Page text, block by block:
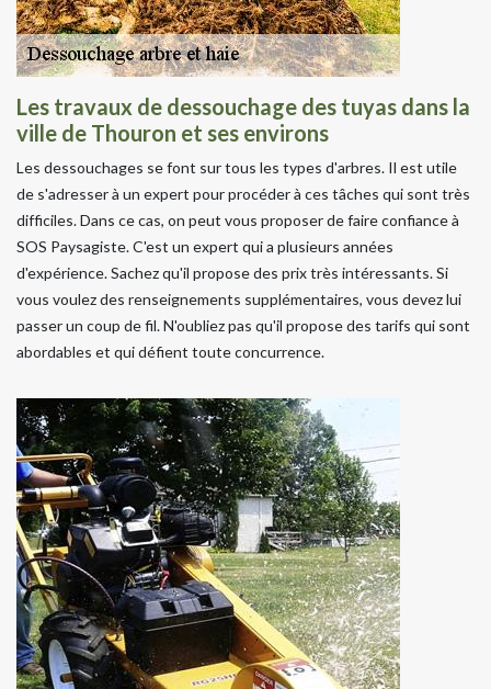
Les travaux de dessouchage des tuyas dans la
ville de Thouron et ses environs
Les dessouchages se font sur tous les types d'arbres. Il est utile
de s'adresser à un expert pour procéder à ces tâches qui sont très
difficiles. Dans ce cas, on peut vous proposer de faire confiance à
SOS Paysagiste. C'est un expert qui a plusieurs années
d'expérience. Sachez qu'il propose des prix très intéressants. Si
vous voulez des renseignements supplémentaires, vous devez lui
passer un coup de fil. N'oubliez pas qu'il propose des tarifs qui sont
abordables et qui défient toute concurrence.